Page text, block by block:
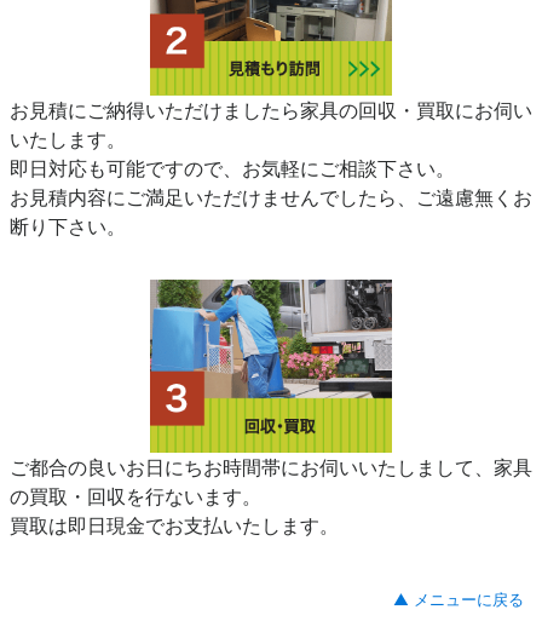
お見積にご納得いただけましたら家具の回収・買取にお伺い
いたします。
即日対応も可能ですので、お気軽にご相談下さい。
お見積内容にご満足いただけませんでしたら、ご遠慮無くお
断り下さい。
ご都合の良いお日にちお時間帯にお伺いいたしまして、家具
の買取・回収を行ないます。
買取は即日現金でお支払いたします。
▲ メニューに戻る